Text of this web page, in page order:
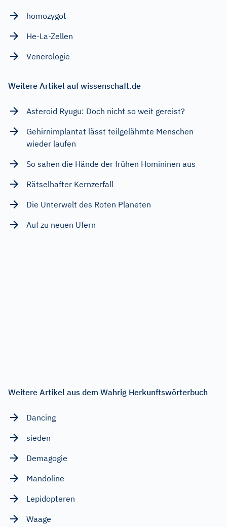
homozygot
He-La-Zellen
Venerologie
Weitere Artikel auf wissenschaft.de
Asteroid Ryugu: Doch nicht so weit gereist?
Gehirnimplantat lässt teilgelähmte Menschen
wieder laufen
So sahen die Hände der frühen Homininen aus
Rätselhafter Kernzerfall
Die Unterwelt des Roten Planeten
Auf zu neuen Ufern
Weitere Artikel aus dem Wahrig Herkunftswörterbuch
Dancing
sieden
Demagogie
Mandoline
Lepidopteren
Waage